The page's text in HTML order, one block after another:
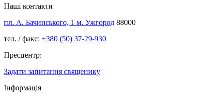
Наші контакти
пл. А. Бачинського, 1 м. Ужгород 88000
тел. / факс: +380 (50) 37-29-930
Пресцентр:
Задати запитання священику
Інформація